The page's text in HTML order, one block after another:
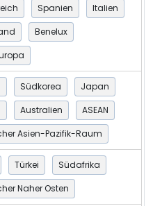
Spanien
Italien
Benelux
Südkorea
Japan
Australien
ASEAN
Asien-Pazifik-Raum
Türkei
Südafrika
Naher Osten